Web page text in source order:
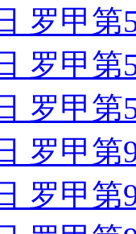
罗甲
罗甲
罗甲
罗甲
罗甲